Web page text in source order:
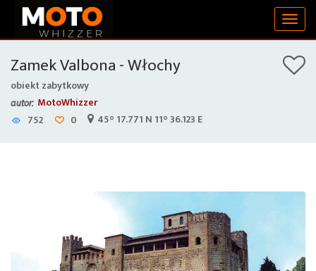
Zamek Valbona - Włochy
obiekt zabytkowy
autor: MotoWhizzer
752
0 45° 17.771 N 11° 36.123 E